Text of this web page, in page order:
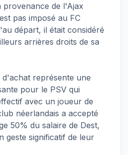
provenance de l'Ajax
pas imposé au FC
départ, il était considéré
arrières droits de sa
représente une
pour le PSV qui
avec un joueur de
néerlandais a accepté
50% du salaire de Dest,
geste significatif de leur